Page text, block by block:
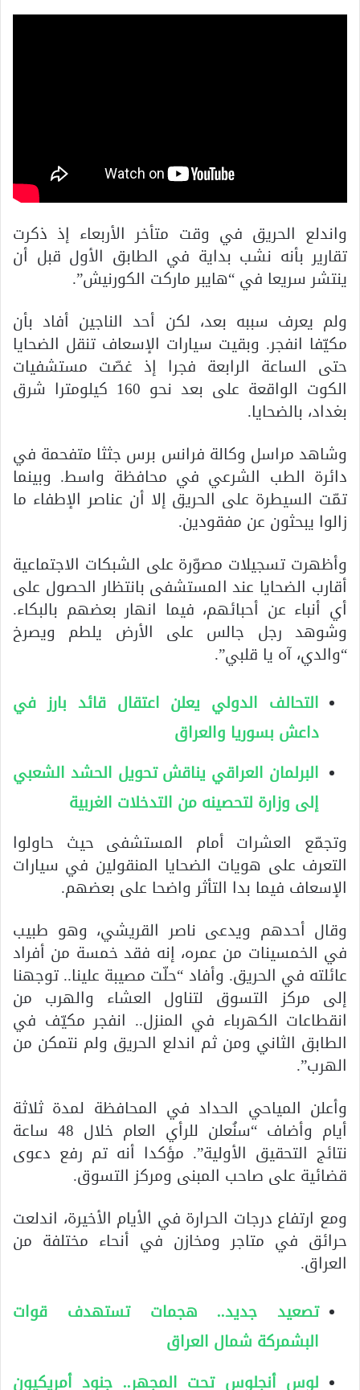
واندلع الحريق في وقت متأخر الأربعاء إذ ذكرت
تقارير بأنه نشب بداية في الطابق الأول قبل أن
ينتشر سريعا في “هايبر ماركت الكورنيش”.
ولم يعرف سببه بعد، لكن أحد الناجين أفاد بأن
مكيّفا انفجر. وبقيت سيارات الإسعاف تنقل الضحايا
حتى الساعة الرابعة فجرا إذ غصّت مستشفيات
الكوت الواقعة على بعد نحو 160 كيلومترا شرق
بغداد، بالضحايا.
وشاهد مراسل وكالة فرانس برس جثثا متفحمة في
دائرة الطب الشرعي في محافظة واسط. وبينما
تمّت السيطرة على الحريق إلا أن عناصر الإطفاء ما
زالوا يبحثون عن مفقودين.
وأظهرت تسجيلات مصوّرة على الشبكات الاجتماعية
أقارب الضحايا عند المستشفى بانتظار الحصول على
أي أنباء عن أحبائهم، فيما انهار بعضهم بالبكاء.
وشوهد رجل جالس على الأرض يلطم ويصرخ
“والدي، آه يا قلبي”.
التحالف الدولي يعلن اعتقال قائد بارز في
داعش بسوريا والعراق
البرلمان العراقي يناقش تحويل الحشد الشعبي
إلى وزارة لتحصينه من التدخلات الغربية
وتجمّع العشرات أمام المستشفى حيث حاولوا
التعرف على هويات الضحايا المنقولين في سيارات
الإسعاف فيما بدا التأثر واضحا على بعضهم.
وقال أحدهم ويدعى ناصر القريشي، وهو طبيب
في الخمسينات من عمره، إنه فقد خمسة من أفراد
عائلته في الحريق. وأفاد “حلّت مصيبة علينا.. توجهنا
إلى مركز التسوق لتناول العشاء والهرب من
انقطاعات الكهرباء في المنزل.. انفجر مكيّف في
الطابق الثاني ومن ثم اندلع الحريق ولم نتمكن من
الهرب”.
وأعلن المياحي الحداد في المحافظة لمدة ثلاثة
أيام وأضاف “سنُعلن للرأي العام خلال 48 ساعة
نتائج التحقيق الأولية”. مؤكدا أنه تم رفع دعوى
قضائية على صاحب المبنى ومركز التسوق.
ومع ارتفاع درجات الحرارة في الأيام الأخيرة، اندلعت
حرائق في متاجر ومخازن في أنحاء مختلفة من
العراق.
تصعيد جديد.. هجمات تستهدف قوات
البشمركة شمال العراق
لوس أنجلوس تحت المجهر.. جنود أمريكيون